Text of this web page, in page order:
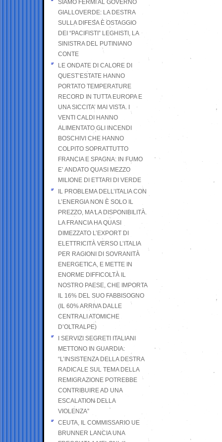
SIAMO FERMI AL GOVERNO
GIALLOVERDE: LA DESTRA
SULLA DIFESA È OSTAGGIO
DEI “PACIFISTI” LEGHISTI, LA
SINISTRA DEL PUTINIANO
CONTE
LE ONDATE DI CALORE DI
QUEST’ESTATE HANNO
PORTATO TEMPERATURE
RECORD IN TUTTA EUROPA E
UNA SICCITA’ MAI VISTA. I
VENTI CALDI HANNO
ALIMENTATO GLI INCENDI
BOSCHIVI CHE HANNO
COLPITO SOPRATTUTTO
FRANCIA E SPAGNA: IN FUMO
E’ ANDATO QUASI MEZZO
MILIONE DI ETTARI DI VERDE
IL PROBLEMA DELL’ITALIA CON
L’ENERGIA NON È SOLO IL
PREZZO, MA LA DISPONIBILITÀ.
LA FRANCIA HA QUASI
DIMEZZATO L’EXPORT DI
ELETTRICITÀ VERSO L’ITALIA
PER RAGIONI DI SOVRANITÀ
ENERGETICA, E METTE IN
ENORME DIFFICOLTÀ IL
NOSTRO PAESE, CHE IMPORTA
IL 16% DEL SUO FABBISOGNO
(IL 60% ARRIVA DALLE
CENTRALI ATOMICHE
D’OLTRALPE)
I SERVIZI SEGRETI ITALIANI
METTONO IN GUARDIA:
“L’INSISTENZA DELLA DESTRA
RADICALE SUL TEMA DELLA
REMIGRAZIONE POTREBBE
CONTRIBUIRE AD UNA
ESCALATION DELLA
VIOLENZA”
CEUTA, IL COMMISSARIO UE
BRUNNER LANCIA UNA